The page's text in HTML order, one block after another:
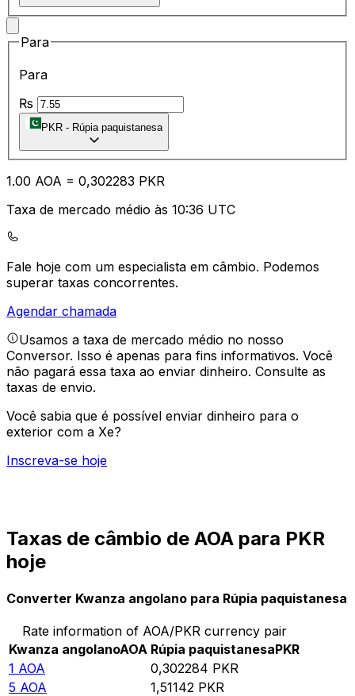
Para
Para
₨
PKR - Rúpia paquistanesa
1.00 AOA = 0,302283 PKR
Taxa de mercado médio às 10:36 UTC
Fale hoje com um especialista em câmbio. Podemos
superar taxas concorrentes.
Agendar chamada
Usamos a taxa de mercado médio no nosso
Conversor. Isso é apenas para fins informativos. Você
não pagará essa taxa ao enviar dinheiro. Consulte as
taxas de envio.
Você sabia que é possível enviar dinheiro para o
exterior com a Xe?
Inscreva-se hoje
Taxas de câmbio de AOA para PKR
hoje
Converter Kwanza angolano para Rúpia paquistanesa
Rate information of AOA/PKR currency pair
Kwanza angolanoAOA Rúpia paquistanesaPKR
1 AOA 0,302284 PKR
5 AOA 1,51142 PKR